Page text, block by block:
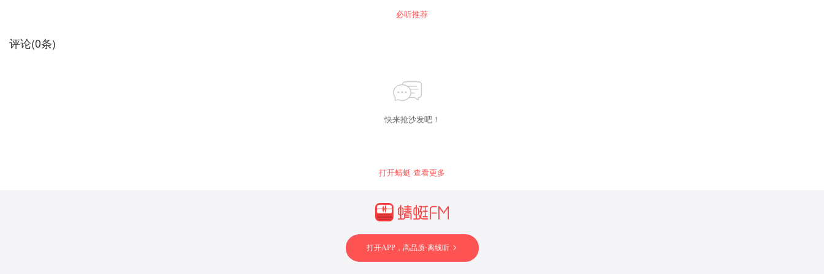
必听推荐
评论(0条)
快来抢沙发吧！
打开蜻蜓 查看更多
打开APP，高品质·离线听